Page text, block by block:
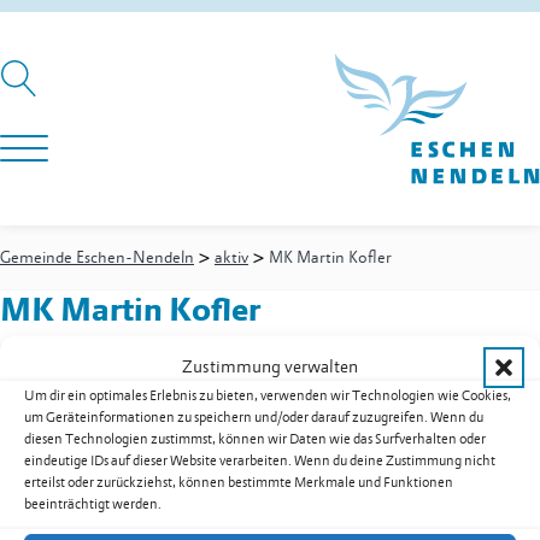
Zustimmung verwalten
Um dir ein optimales Erlebnis zu bieten, verwenden wir Technologien wie Cookies,
um Geräteinformationen zu speichern und/oder darauf zuzugreifen. Wenn du
diesen Technologien zustimmst, können wir Daten wie das Surfverhalten oder
eindeutige IDs auf dieser Website verarbeiten. Wenn du deine Zustimmung nicht
erteilst oder zurückziehst, können bestimmte Merkmale und Funktionen
beeinträchtigt werden.
Gemeinde Eschen-Nendeln > aktiv > MK Martin Kofler
MK Martin Kofler
Rötis 13Postfach 125
9492Eschen
E-Mailinfo@martinkofler.com
Webwww.martinkofler.com
Kofler